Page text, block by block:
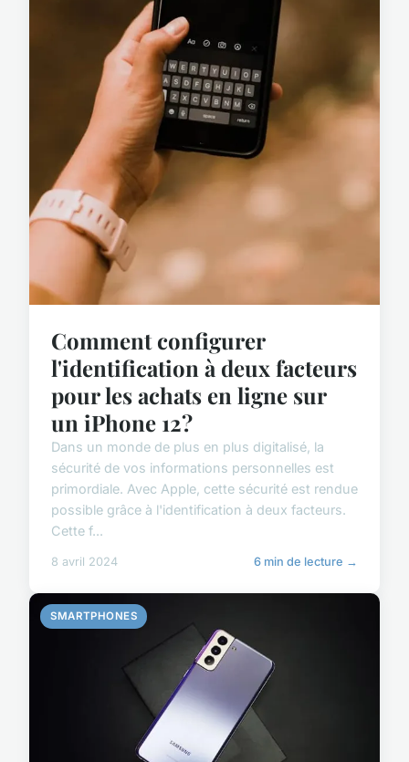
Comment configurer
l'identification à deux facteurs
pour les achats en ligne sur
un iPhone 12?
Dans un monde de plus en plus digitalisé, la
sécurité de vos informations personnelles est
primordiale. Avec Apple, cette sécurité est rendue
possible grâce à l'identification à deux facteurs.
Cette f...
8 avril 2024 6 min de lecture →
SMARTPHONES